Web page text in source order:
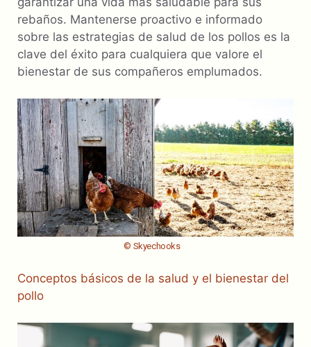
rebaños. Mantenerse proactivo e informado
sobre las estrategias de salud de los pollos es la
clave del éxito para cualquiera que valore el
bienestar de sus compañeros emplumados.
© Skyechooks
Conceptos básicos de la salud y el bienestar del
pollo